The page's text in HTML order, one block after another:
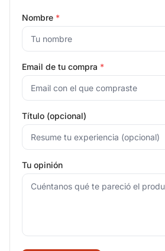
Nombre *
Email de tu compra *
Título (opcional)
Tu opinión